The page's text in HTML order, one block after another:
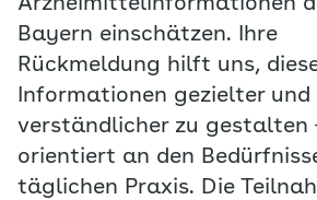
Arzneimittelinformationen
Bayern einschätzen. Ihre
Rückmeldung hilft uns,
Informationen gezielter und
verständlicher zu gestalten
orientiert an den
täglichen Praxis. Die